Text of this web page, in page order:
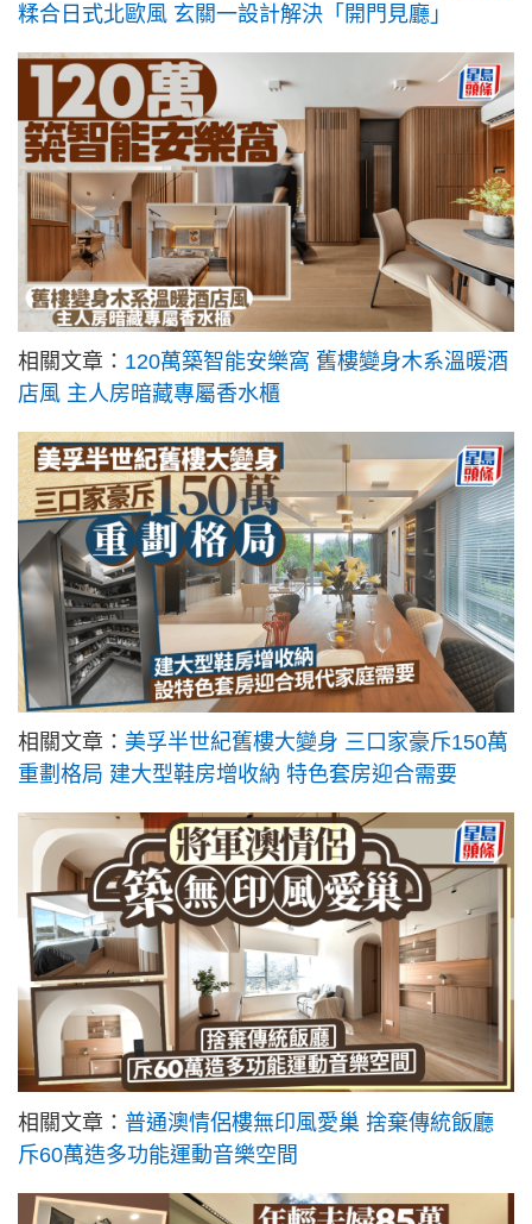
糅合日式北歐風 玄關一設計解決「開門見廳」
相關文章： 120萬築智能安樂窩 舊樓變身木系溫暖酒
店風 主人房暗藏專屬香水櫃
相關文章： 美孚半世紀舊樓大變身 三口家豪斥150萬
重劃格局 建大型鞋房增收納 特色套房迎合需要
相關文章： 普通澳情侶樓無印風愛巢 捨棄傳統飯廳
斥60萬造多功能運動音樂空間